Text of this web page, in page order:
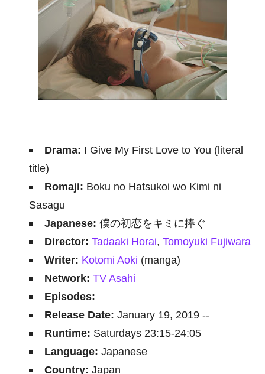
Drama: I Give My First Love to You (literal
title)
Romaji: Boku no Hatsukoi wo Kimi ni
Sasagu
Japanese: 僕の初恋をキミに捧ぐ
Director: Tadaaki Horai, Tomoyuki Fujiwara
Writer: Kotomi Aoki (manga)
Network: TV Asahi
Episodes:
Release Date: January 19, 2019 --
Runtime: Saturdays 23:15-24:05
Language: Japanese
Country: Japan